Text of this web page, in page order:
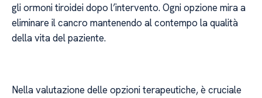
gli ormoni tiroidei dopo l’intervento. Ogni opzione mira a
eliminare il cancro mantenendo al contempo la qualità
della vita del paziente.
Nella valutazione delle opzioni terapeutiche, è cruciale